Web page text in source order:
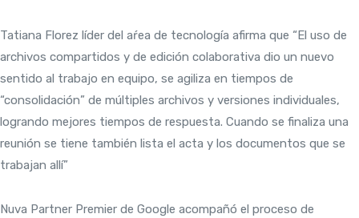
Tatiana Florez líder del aŕea de tecnología afirma que “El uso de
archivos compartidos y de edición colaborativa dio un nuevo
sentido al trabajo en equipo, se agiliza en tiempos de
“consolidación” de múltiples archivos y versiones individuales,
logrando mejores tiempos de respuesta. Cuando se finaliza una
reunión se tiene también lista el acta y los documentos que se
trabajan allí”
Nuva Partner Premier de Google acompañó el proceso de